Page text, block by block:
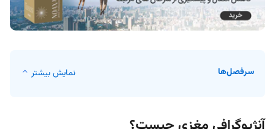
سرفصل‌ها نمایش بیشتر